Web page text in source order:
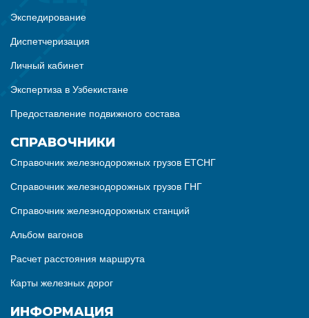
Экспедирование
Диспетчеризация
Личный кабинет
Экспертиза в Узбекистане
Предоставление подвижного состава
СПРАВОЧНИКИ
Справочник железнодорожных грузов ЕТСНГ
Справочник железнодорожных грузов ГНГ
Справочник железнодорожных станций
Альбом вагонов
Расчет расстояния маршрута
Карты железных дорог
ИНФОРМАЦИЯ